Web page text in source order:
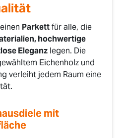
Parkettfür alle, die
hochwertige
Eleganz legen. Die
Eichenholz und
verleiht jedem Raum eine
mit